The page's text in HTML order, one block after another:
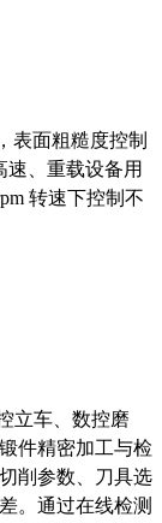
表面粗糙度控制
速、重载设备用
转速下控制不
立车、数控磨
件精密加工与检
削参数、刀具选
。通过在线检测